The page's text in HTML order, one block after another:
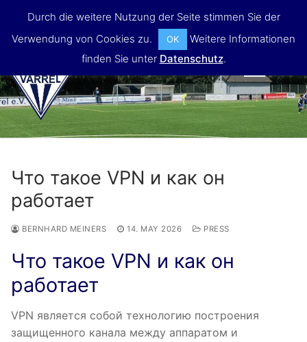
content
Что такое VPN и как он
работает
BERNHARD MEINERS 14. MAY 2026 PRESS
Что такое VPN и как он
работает
VPN является собой технологию построения
защищенного канала между аппаратом и
Durch die weitere Nutzung der Seite stimmen Sie der
Verwendung von Cookies zu.
OK
Weitere Informationen
finden Sie unter Datenschutz.